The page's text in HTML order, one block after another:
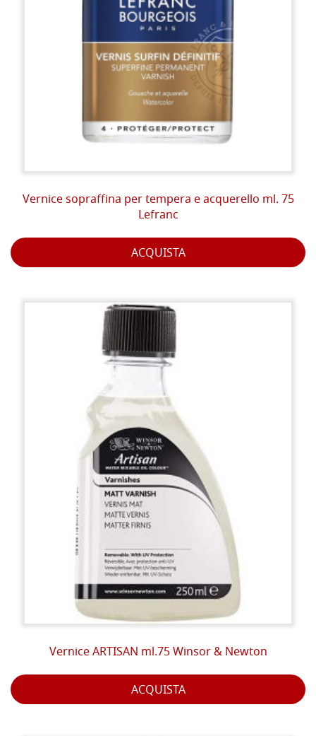
Vernice sopraffina per tempera e acquerello ml. 75
Lefranc
ACQUISTA
Vernice ARTISAN ml.75 Winsor & Newton
ACQUISTA